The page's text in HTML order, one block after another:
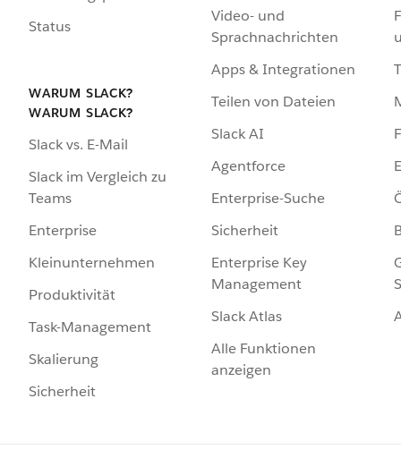
Status
WARUM SLACK?
WARUM SLACK?
Slack vs. E-Mail
Slack im Vergleich zu
Teams
Enterprise
Kleinunternehmen
Produktivität
Task-Management
Skalierung
Sicherheit
Video- und
Sprachnachrichten
Apps & Integrationen
Teilen von Dateien
Slack AI
Agentforce
Enterprise-Suche
Sicherheit
Enterprise Key
Management
Slack Atlas
Alle Funktionen
anzeigen